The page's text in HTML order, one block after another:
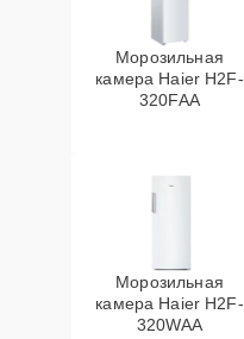
Морозильная
камера Haier H2F-
320FAA
Морозильная
камера Haier H2F-
320WAA